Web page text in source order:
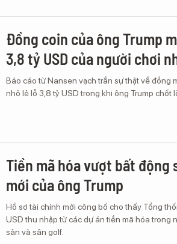
Đồng coin của ông Trump
3,8 tỷ USD của người chơi
Báo cáo từ Nansen vạch trần sự thật về đồng
nhỏ lẻ lỗ 3,8 tỷ USD trong khi ông Trump chốt
Tiền mã hóa vượt bất động
mới của ông Trump
Hồ sơ tài chính mới công bố cho thấy Tổng
USD thu nhập từ các dự án tiền mã hóa trong
sản và sân golf.